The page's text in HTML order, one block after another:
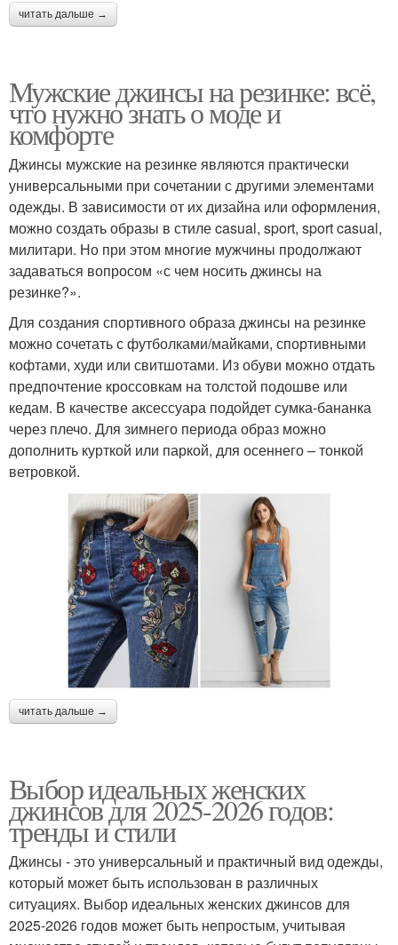
читать дальше →
Мужские джинсы на резинке: всё,
что нужно знать о моде и
комфорте
Джинсы мужские на резинке являются практически
универсальными при сочетании с другими элементами
одежды. В зависимости от их дизайна или оформления,
можно создать образы в стиле casual, sport, sport casual,
милитари. Но при этом многие мужчины продолжают
задаваться вопросом «с чем носить джинсы на
резинке?».
Для создания спортивного образа джинсы на резинке
можно сочетать с футболками/майками, спортивными
кофтами, худи или свитшотами. Из обуви можно отдать
предпочтение кроссовкам на толстой подошве или
кедам. В качестве аксессуара подойдет сумка-бананка
через плечо. Для зимнего периода образ можно
дополнить курткой или паркой, для осеннего – тонкой
ветровкой.
читать дальше →
Выбор идеальных женских
джинсов для 2025-2026 годов:
тренды и стили
Джинсы - это универсальный и практичный вид одежды,
который может быть использован в различных
ситуациях. Выбор идеальных женских джинсов для
2025-2026 годов может быть непростым, учитывая